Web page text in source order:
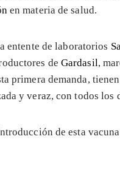
en materia de salud.
entente de laboratorios
de Gardasil,
primera demanda,
y veraz, con todos los
de esta